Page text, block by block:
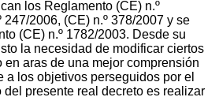
los Reglamento (CE) n.º
247/2006, (CE) n.º 378/2007 y se
(CE) n.º 1782/2003. Desde su
la necesidad de modificar ciertos
en aras de una mejor comprensión
a los objetivos perseguidos por el
del presente real decreto es realizar